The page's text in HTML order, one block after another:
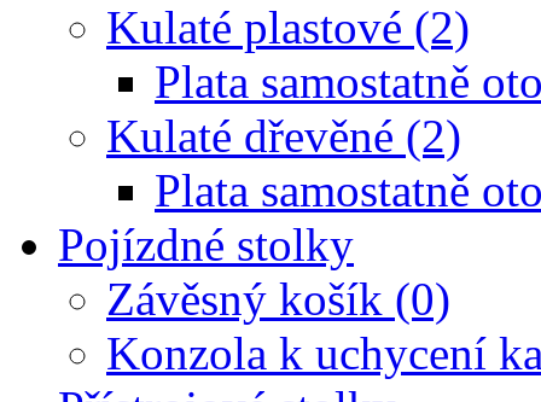
Kulaté plastové (2)
Plata samostatně
Kulaté dřevěné (2)
Plata samostatně
Pojízdné stolky
Závěsný košík (0)
Konzola k uchycení